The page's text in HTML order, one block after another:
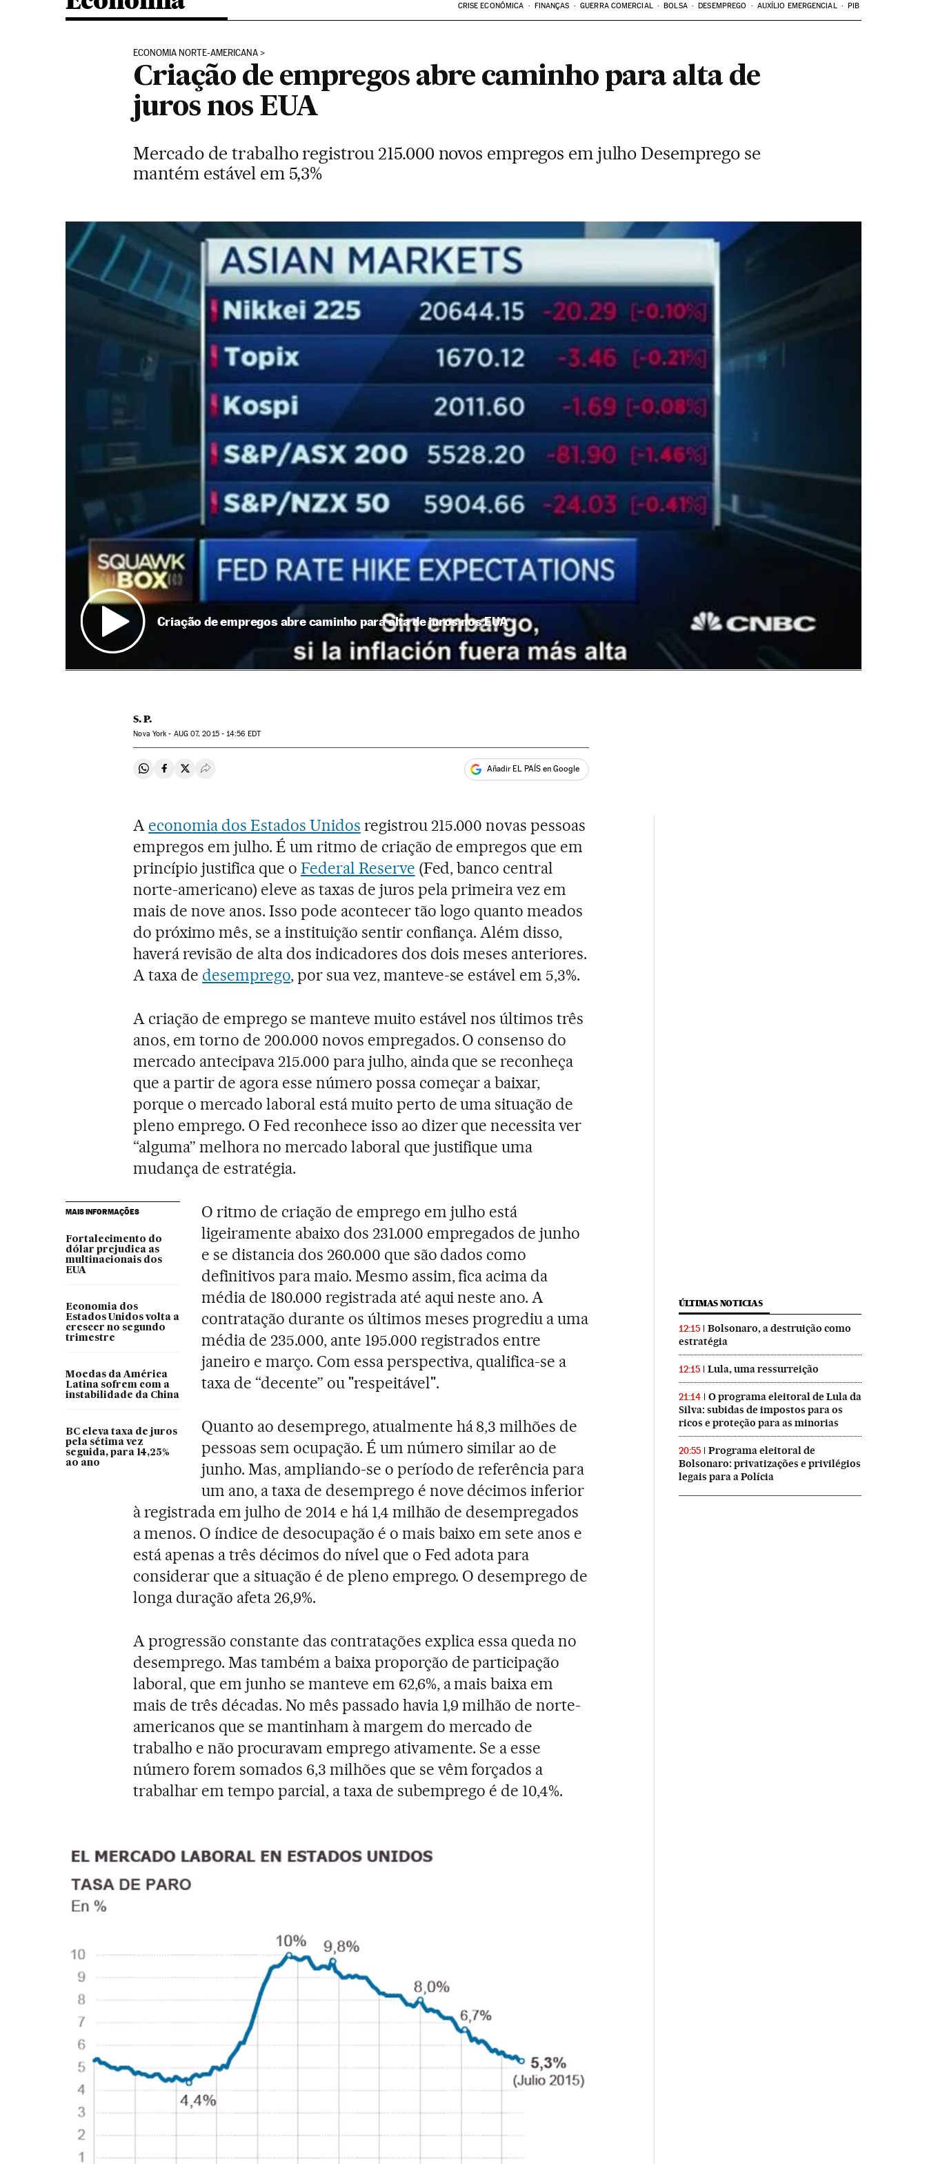
CRISE ECONÔMICA FINANÇAS GUERRA COMERCIAL BOLSA DESEMPREGO AUXÍLIO EMERGENCIAL PIB
ECONOMIA NORTE-AMERICANA
Criação de empregos abre caminho para alta de
juros nos EUA
Mercado de trabalho registrou 215.000 novos empregos em julho Desemprego se
mantém estável em 5,3%
Criação de empregos abre caminho para alta de juros nos EUA
S. P.
Nova York - AUG07, 2015 - 14:56 EDT
Compartir en Whatsapp
Compartir en Facebook
Compartir en Twitter
Desplegar Redes Sociales Añadir EL PAÍS en Google
A economia dos Estados Unidos registrou 215.000 novas pessoas
empregos em julho. É um ritmo de criação de empregos que em
princípio justifica que o Federal Reserve (Fed, banco central
norte-americano) eleve as taxas de juros pela primeira vez em
mais de nove anos. Isso pode acontecer tão logo quanto meados
do próximo mês, se a instituição sentir confiança. Além disso,
haverá revisão de alta dos indicadores dos dois meses anteriores.
A taxa de desemprego, por sua vez, manteve-se estável em 5,3%.
A criação de emprego se manteve muito estável nos últimos três
anos, em torno de 200.000 novos empregados. O consenso do
mercado antecipava 215.000 para julho, ainda que se reconheça
que a partir de agora esse número possa começar a baixar,
porque o mercado laboral está muito perto de uma situação de
pleno emprego. O Fed reconhece isso ao dizer que necessita ver
“alguma” melhora no mercado laboral que justifique uma
mudança de estratégia.
MAIS INFORMAÇÕES
Fortalecimento do
dólar prejudica as
multinacionais dos
EUA
Economia dos
Estados Unidos volta a
crescer no segundo
trimestre
Moedas da América
Latina sofrem com a
instabilidade da China
BC eleva taxa de juros
pela sétima vez
seguida, para 14,25%
ao ano
O ritmo de criação de emprego em julho está
ligeiramente abaixo dos 231.000 empregados de junho
e se distancia dos 260.000 que são dados como
definitivos para maio. Mesmo assim, fica acima da
média de 180.000 registrada até aqui neste ano. A
contratação durante os últimos meses progrediu a uma
média de 235.000, ante 195.000 registrados entre
janeiro e março. Com essa perspectiva, qualifica-se a
taxa de “decente” ou "respeitável".
Quanto ao desemprego, atualmente há 8,3 milhões de
pessoas sem ocupação. É um número similar ao de
junho. Mas, ampliando-se o período de referência para
um ano, a taxa de desemprego é nove décimos inferior
à registrada em julho de 2014 e há 1,4 milhão de desempregados
a menos. O índice de desocupação é o mais baixo em sete anos e
está apenas a três décimos do nível que o Fed adota para
considerar que a situação é de pleno emprego. O desemprego de
longa duração afeta 26,9%.
A progressão constante das contratações explica essa queda no
desemprego. Mas também a baixa proporção de participação
laboral, que em junho se manteve em 62,6%, a mais baixa em
mais de três décadas. No mês passado havia 1,9 milhão de norte-
americanos que se mantinham à margem do mercado de
trabalho e não procuravam emprego ativamente. Se a esse
número forem somados 6,3 milhões que se vêm forçados a
trabalhar em tempo parcial, a taxa de subemprego é de 10,4%.
ÚLTIMAS NOTICIAS
12:15
Bolsonaro, a destruição como
estratégia
12:15 Lula, uma ressurreição
21:14
O programa eleitoral de Lula da
Silva: subidas de impostos para os
ricos e proteção para as minorias
20:55
Programa eleitoral de
Bolsonaro: privatizações e privilégios
legais para a Polícia